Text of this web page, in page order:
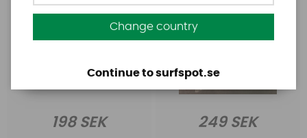
198 SEK 249 SEK
Change country
Continue to surfspot.se